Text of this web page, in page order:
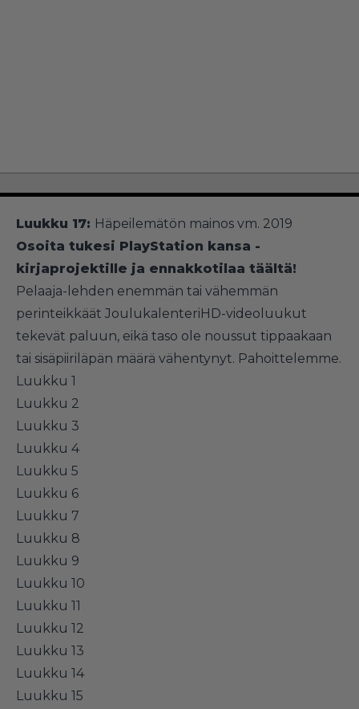
Luukku 17: Häpeilemätön mainos vm. 2019
Osoita tukesi PlayStation kansa -
kirjaprojektille ja ennakkotilaa täältä!
Pelaaja-lehden enemmän tai vähemmän
perinteikkäät JoulukalenteriHD-videoluukut
tekevät paluun, eikä taso ole noussut tippaakaan
tai sisäpiiriläpän määrä vähentynyt. Pahoittelemme.
Luukku 1
Luukku 2
Luukku 3
Luukku 4
Luukku 5
Luukku 6
Luukku 7
Luukku 8
Luukku 9
Luukku 10
Luukku 11
Luukku 12
Luukku 13
Luukku 14
Luukku 15